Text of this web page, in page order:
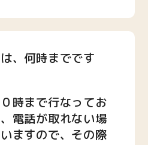
、何時までです
時まで行なってお
電話が取れない場
ますので、その際